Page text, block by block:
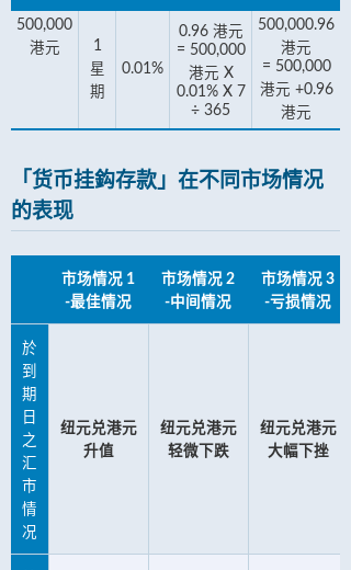
500,000
港元
1
星
期
0.01%
0.96 港元
= 500,000
港元 X
0.01% X 7
÷ 365
500,000.96
港元
= 500,000
港元 +0.96
港元
「货币挂鈎存款」在不同市场情况
的表现
市场情况 1
-最佳情况
市场情况 2
-中间情况
市场情况 3
-亏损情况
於
到
期
日
之
汇
市
情
况
纽元兑港元
升值
纽元兑港元
轻微下跌
纽元兑港元
大幅下挫